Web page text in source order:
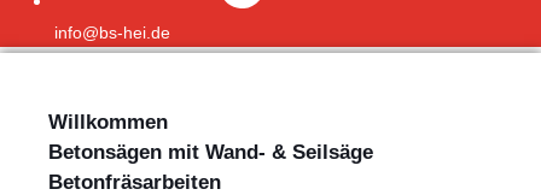
info@bs-hei.de
Willkommen
Betonsägen mit Wand- & Seilsäge
Betonfräsarbeiten